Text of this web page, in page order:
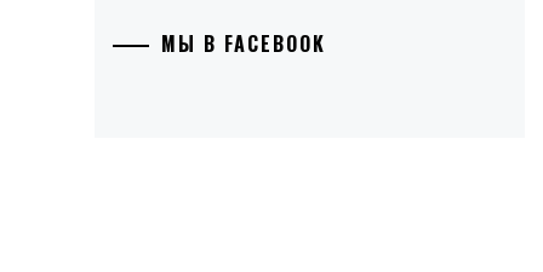
МЫ В FACEBOOK